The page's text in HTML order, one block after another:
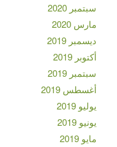
سبتمبر 2020
مارس 2020
ديسمبر 2019
أكتوبر 2019
سبتمبر 2019
أغسطس 2019
يوليو 2019
يونيو 2019
مايو 2019